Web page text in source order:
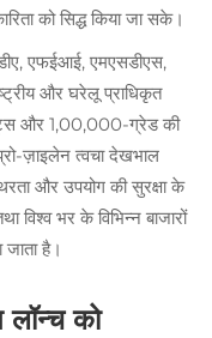
को सिद्ध किया जा सके।
एफईआई, एमएसडीएस,
और घरेलू प्राधिकृत
और 1,00,000-ग्रेड की
ज़ाइलेन त्वचा देखभाल
और उपयोग की सुरक्षा के
विश्व भर के विभिन्न बाजारों
है।
लॉन्च को